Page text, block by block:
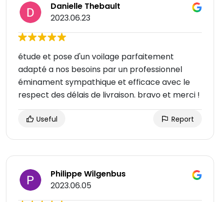
Danielle Thebault
2023.06.23
étude et pose d'un voilage parfaitement
adapté a nos besoins par un professionnel
éminament sympathique et efficace avec le
respect des délais de livraison. bravo et merci !
Useful Report
Philippe Wilgenbus
2023.06.05